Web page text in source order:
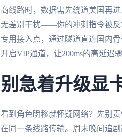
商线路时，数据需先绕道美国再
无差别干扰——你的冲刺指令被反
专用接入点，通过隧道直连国内
开启VIP通道，让200ms的高延迟
别急着升级显
看到角色瞬移就怀疑网络？先别
在同一条线路传输。周末晚间追